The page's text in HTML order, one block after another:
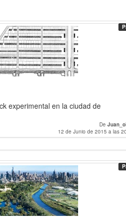
experimental en la ciudad de
De
12 de Junio de 2015 a las